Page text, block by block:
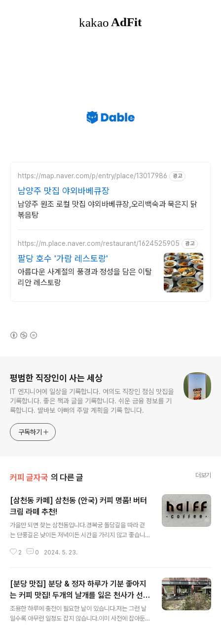
https://map.naver.com/p/entry/place/13017986 광고
남양주 맛집 야외바베큐장
남양주 원조 로컬 맛집 야외바베큐장,오리백숙과 묵은지 닭
볶음탕
https://m.place.naver.com/restaurant/1624525905 광고
팔당 호수 '가람 레스토랑'
아름다운 사계절의 풍경과 정성을 담은 이탈
리안 레스토랑
평범한 직장인이 사는 세상
IT 엔지니어에 일상을 기록합니다. 여의도 직장인 점심 맛집을
기록합니다. 좋은 책과 글을 기록합니다. 쉬운 금융 정보를 기
록합니다. 딸바보 아빠의 주말 계획을 기록 합니다.
구독하기
커피 글자국 의 다른 글 더보기
[삼천동 카페] 삼천동 (안국) 커피 명품! 버터
크림 라떼 추천!
가을만 되면 찾는 삼천동입니다.경복궁 돌담길을 따라 걷
는 단풍길은 낮이든 저녁이든 시간을 가리지 않고 좋습니
틈이 없는 곳이죠.매번 삼천동을 가면 블루보틀 커피를 마
힐 수 있다면 되려 가격이 저렴하다고 생각하였습니다.그
런데 오늘따라 익숙한 맛보다 색다른 맛이 궁금해졌습니
다. 왜 그런 날이 있잖아요. 항상 가던 길로 안 가고 돌아가
도 다른 길을 간다던지, 항상 타던 지하철을 외면하고 버스
를 타고 싶은 그러 날.저에게 오늘은 그런 날이었습니다.삼
2 0 2024. 5. 23.
[분당 맛집] 분당 & 정자 하루가 기분 좋아지
는 커피 맛집! 두개의 날개를 잃은 천사가 선물
한 카페! Cafe 1002 !!
조용한 하루에 충전이 필요한 날이 있습니다.저는 그런 날
일수록 아무런 일정도 잡지 않습니다.이미 사전에 잡아둔